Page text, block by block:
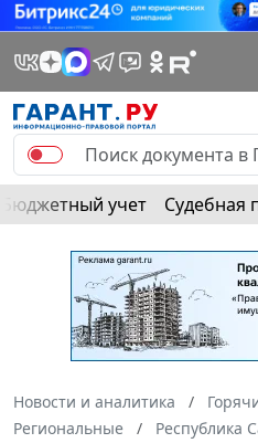
Бюджетный учет Судебная
Новости и аналитика
Региональные
Республика